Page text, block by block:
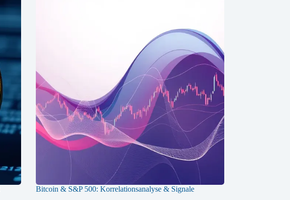
Bitcoin & S&P 500: Korrelationsanalyse & Signale